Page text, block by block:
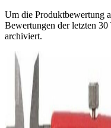
Um die Produktbewertung
Bewertungen der letzten
archiviert.